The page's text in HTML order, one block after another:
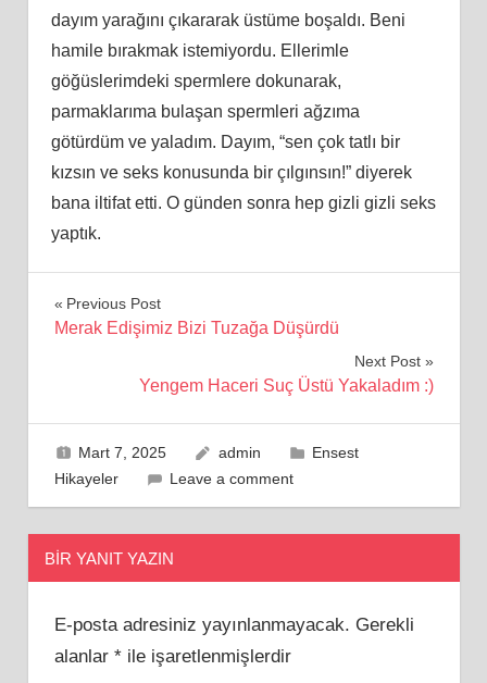
dayım yarağını çıkararak üstüme boşaldı. Beni
hamile bırakmak istemiyordu. Ellerimle
göğüslerimdeki spermlere dokunarak,
parmaklarıma bulaşan spermleri ağzıma
götürdüm ve yaladım. Dayım, “sen çok tatlı bir
kızsın ve seks konusunda bir çılgınsın!” diyerek
bana iltifat etti. O günden sonra hep gizli gizli seks
yaptık.
Yazı
Previous Post
Merak Edişimiz Bizi Tuzağa Düşürdü
Next Post
Yengem Haceri Suç Üstü Yakaladım :)
Mart 7, 2025 admin
Ensest
Hikayeler
Leave a comment
BIR YANIT YAZIN
E-posta adresiniz yayınlanmayacak. Gerekli
alanlar *ile işaretlenmişlerdir